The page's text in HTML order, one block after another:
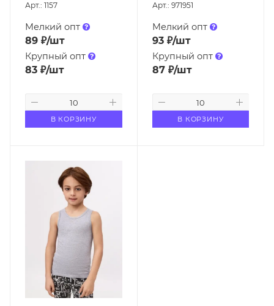
Арт.: 1157
Мелкий опт
89 ₽/шт
Крупный опт
83 ₽/шт
В КОРЗИНУ
Арт.: 971951
Мелкий опт
93₽/шт
Крупный опт
87₽/шт
В КОРЗИНУ